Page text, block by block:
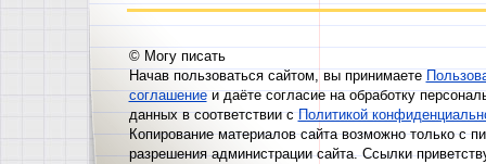
© Могу писать
Начав пользоваться сайтом, вы принимаете
соглашениеи даёте согласие на обработку
данных в соответствии сПолитикой
Копирование материалов сайта возможно только с
разрешения администрации сайта. Ссылки